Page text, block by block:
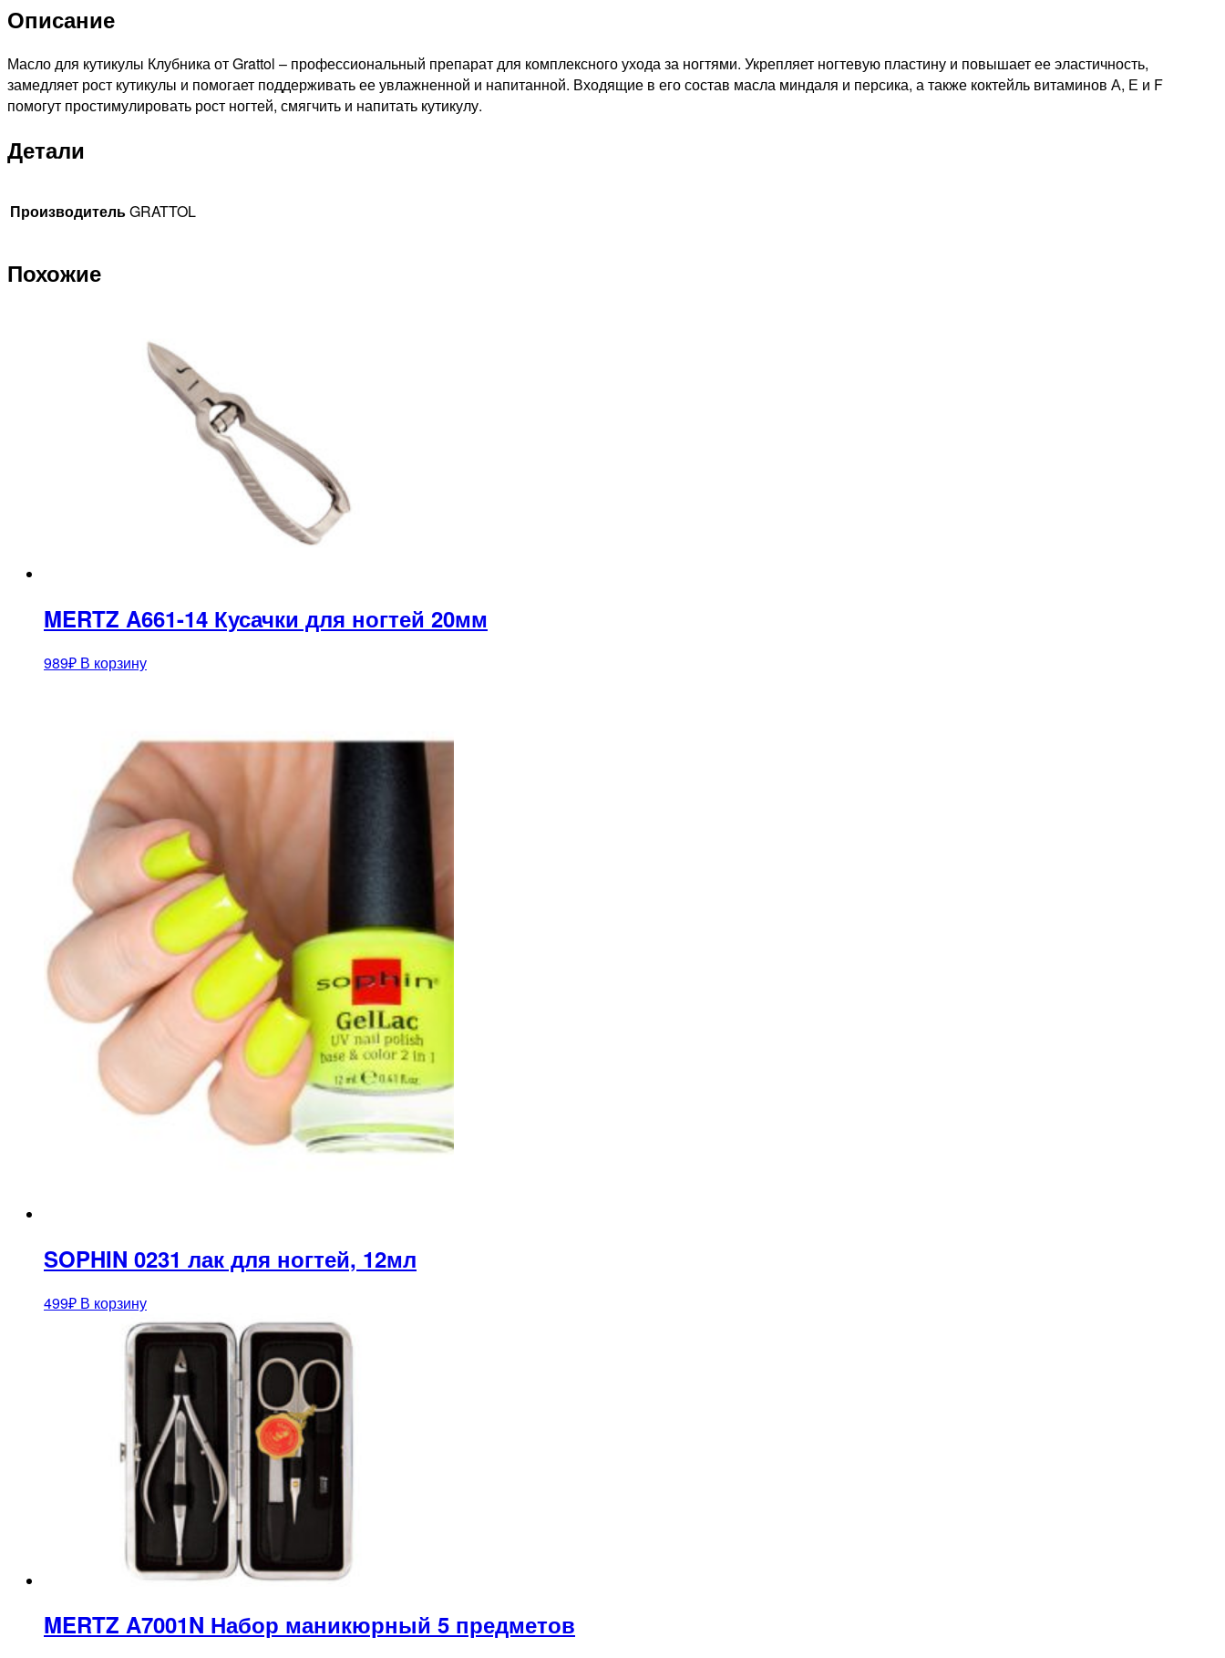
Оil
15мл
Описание
Масло для кутикулы Клубника от Grattol – профессиональный препарат для комплексного ухода за ногтями. Укрепляет ногтевую пластину и повышает ее эластичность,
замедляет рост кутикулы и помогает поддерживать ее увлажненной и напитанной. Входящие в его состав масла миндаля и персика, а также коктейль витаминов А, Е и F
помогут простимулировать рост ногтей, смягчить и напитать кутикулу.
Детали
ПроизводительGRATTOL
Похожие
MERTZ A661-14 Кусачки для ногтей 20мм
989₽ В корзину
SOPHIN 0231 лак для ногтей, 12мл
499₽ В корзину
MERTZ A7001N Набор маникюрный 5 предметов